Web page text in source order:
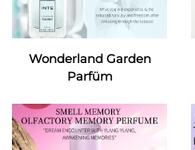
Wonderland Garden
Parfüm